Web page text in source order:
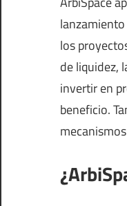
los
de liquidez,
invertir en
beneficio.